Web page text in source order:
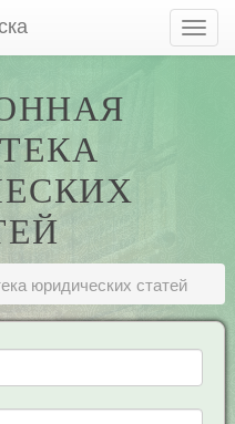
юридических статей